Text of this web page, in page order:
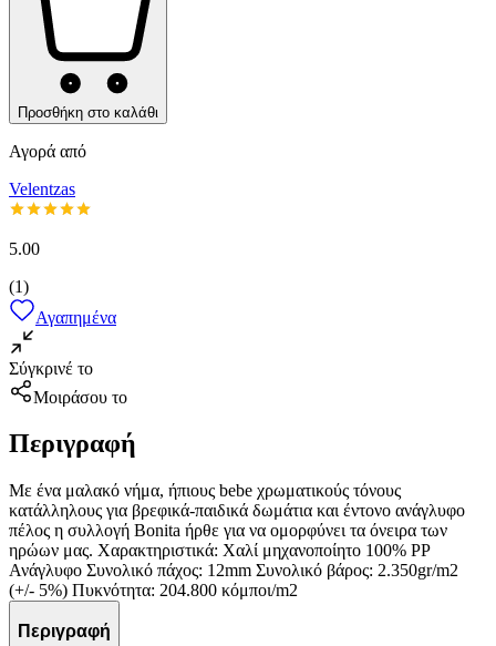
Προσθήκη στο καλάθι
Αγορά από
Velentzas
5.00
(1)
Αγαπημένα
Σύγκρινέ το
Μοιράσου το
Περιγραφή
Με ένα μαλακό νήμα, ήπιους bebe χρωματικούς τόνους
κατάλληλους για βρεφικά-παιδικά δωμάτια και έντονο ανάγλυφο
πέλος η συλλογή Bonita ήρθε για να ομορφύνει τα όνειρα των
ηρώων μας. Χαρακτηριστικά: Χαλί μηχανοποίητο 100% PP
Ανάγλυφο Συνολικό πάχος: 12mm Συνολικό βάρος: 2.350gr/m2
(+/- 5%) Πυκνότητα: 204.800 κόμποι/m2
Περιγραφή